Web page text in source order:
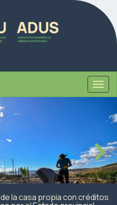
la casa propia con créditos